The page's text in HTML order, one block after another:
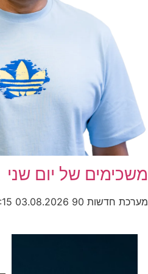
משכימים של יום שני
מערכת חדשות 90 03.08.2026